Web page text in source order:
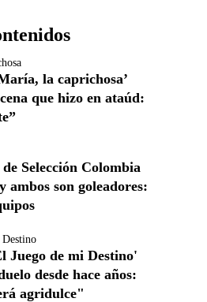
la caprichosa’
que hizo en ataúd:
Selección Colombia
ambos son goleadores:
Juego de mi Destino'
desde hace años:
agridulce"